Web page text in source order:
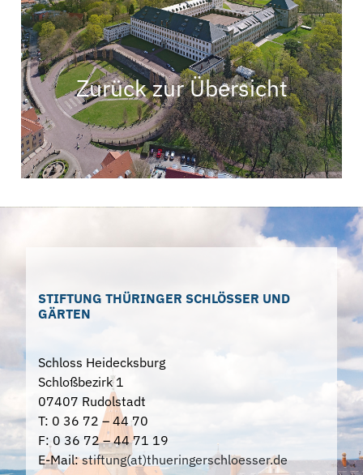
Zurück zur Übersicht
STIFTUNG THÜRINGER SCHLÖSSER UND
GÄRTEN
Schloss Heidecksburg
Schloßbezirk 1
07407 Rudolstadt
T: 0 36 72 – 44 70
F: 0 36 72 – 44 71 19
E-Mail:stiftung(at)thueringerschloesser.de